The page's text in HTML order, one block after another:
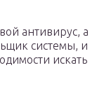
антивирус, а
системы, и
искать